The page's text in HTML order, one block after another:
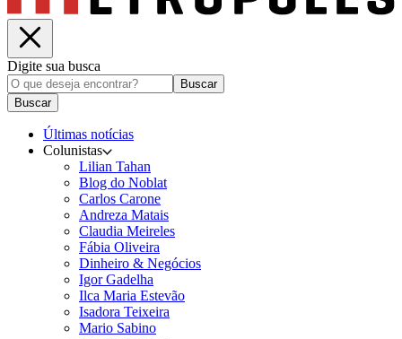
Digite sua busca
Buscar
Buscar
Últimas notícias
Colunistas
Lilian Tahan
Blog do Noblat
Carlos Carone
Andreza Matais
Claudia Meireles
Fábia Oliveira
Dinheiro & Negócios
Igor Gadelha
Ilca Maria Estevão
Isadora Teixeira
Mario Sabino